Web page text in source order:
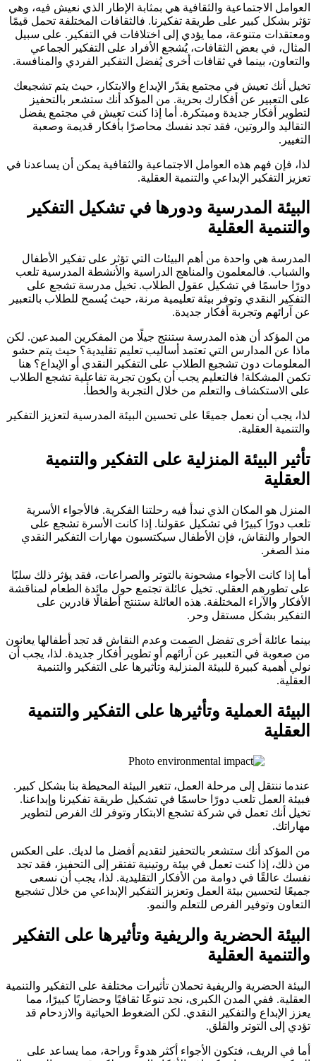
العوامل الاجتماعية والثقافية هي بمثابة الإطار الذي نعيش فيه، وهي
تؤثر بشكل كبير على طريقة تفكيرنا. فالثقافات المختلفة تحمل قيمًا
ومعتقدات متنوعة، مما يؤدي إلى اختلافات في التفكير. على سبيل
المثال، في بعض الثقافات، يُشجع الأفراد على التفكير الجماعي
والتعاون، بينما في ثقافات أخرى يُفضل التفكير الفردي والمنافسة.
تخيل أنك تعيش في مجتمع يقدّر الإبداع والابتكار، حيث يتم تشجيعك
على التعبير عن أفكارك بحرية. من المؤكد أنك ستشعر بالتحفيز
لتطوير أفكار جديدة ومبتكرة. أما إذا كنت تعيش في مجتمع يفضل
التقاليد والروتين، فقد تجد نفسك محاصرًا بأفكار قديمة وصعبة
التغيير.
لذا، فإن فهم هذه العوامل الاجتماعية والثقافية يمكن أن يساعدنا في
تعزيز التفكير الإبداعي والتنمية العقلية.
البيئة المدرسية ودورها في تشكيل التفكير
والتنمية العقلية
المدرسة هي واحدة من أهم البيئات التي تؤثر على تفكير الأطفال
والشباب. فالمعلمون والمناهج الدراسية والأنشطة المدرسية تلعب
دورًا حاسمًا في تشكيل عقول الطلاب. تخيل مدرسة تشجع على
التفكير النقدي وتوفر بيئة تعليمية مرنة، حيث يُسمح للطلاب بالتعبير
عن آرائهم وتجربة أفكار جديدة.
من المؤكد أن هذه المدرسة ستنتج جيلًا من المفكرين المبدعين. لكن
ماذا عن المدارس التي تعتمد أساليب تعليم تقليدية؟ حيث يتم حشو
المعلومات دون تشجيع الطلاب على التفكير النقدي أو الإبداع؟ هنا
تكمن المشكلة! فالتعليم يجب أن يكون تجربة تفاعلية تشجع الطلاب
على الاستكشاف والتعلم من خلال التجربة والخطأ.
لذا، يجب أن نعمل جميعًا على تحسين البيئة المدرسية لتعزيز التفكير
والتنمية العقلية.
تأثير البيئة المنزلية على التفكير والتنمية
العقلية
المنزل هو المكان الذي نبدأ فيه رحلتنا الفكرية. فالأجواء الأسرية
تلعب دورًا كبيرًا في تشكيل عقولنا. إذا كانت الأسرة تشجع على
الحوار والنقاش، فإن الأطفال سيكتسبون مهارات التفكير النقدي
منذ الصغر.
أما إذا كانت الأجواء مشحونة بالتوتر والصراعات، فقد يؤثر ذلك سلبًا
على تطورهم العقلي. تخيل عائلة تجتمع حول مائدة الطعام لمناقشة
الأفكار والآراء المختلفة. هذه العائلة ستنتج أطفالًا قادرين على
التفكير بشكل مستقل وحر.
بينما عائلة أخرى تفضل الصمت وعدم النقاش قد تجد أطفالها يعانون
من صعوبة في التعبير عن آرائهم أو تطوير أفكار جديدة. لذا، يجب أن
نولي أهمية كبيرة للبيئة المنزلية وتأثيرها على التفكير والتنمية
العقلية.
البيئة العملية وتأثيرها على التفكير والتنمية
العقلية
عندما ننتقل إلى مرحلة العمل، تتغير البيئة المحيطة بنا بشكل كبير.
فبيئة العمل تلعب دورًا حاسمًا في تشكيل طريقة تفكيرنا وإبداعنا.
تخيل أنك تعمل في شركة تشجع الابتكار وتوفر لك الفرص لتطوير
مهاراتك.
من المؤكد أنك ستشعر بالتحفيز لتقديم أفضل ما لديك. على العكس
من ذلك، إذا كنت تعمل في بيئة روتينية تفتقر إلى التحفيز، فقد تجد
نفسك عالقًا في دوامة من الأفكار التقليدية. لذا، يجب أن نسعى
جميعًا لتحسين بيئة العمل وتعزيز التفكير الإبداعي من خلال تشجيع
التعاون وتوفير الفرص للتعلم والنمو.
البيئة الحضرية والريفية وتأثيرها على التفكير
والتنمية العقلية
البيئة الحضرية والريفية تحملان تأثيرات مختلفة على التفكير والتنمية
العقلية. ففي المدن الكبرى، نجد تنوعًا ثقافيًا وحضاريًا كبيرًا، مما
يعزز الإبداع والتفكير النقدي. لكن الضغوط الحياتية والازدحام قد
تؤدي إلى التوتر والقلق.
أما في الريف، فتكون الأجواء أكثر هدوءً وراحة، مما يساعد على